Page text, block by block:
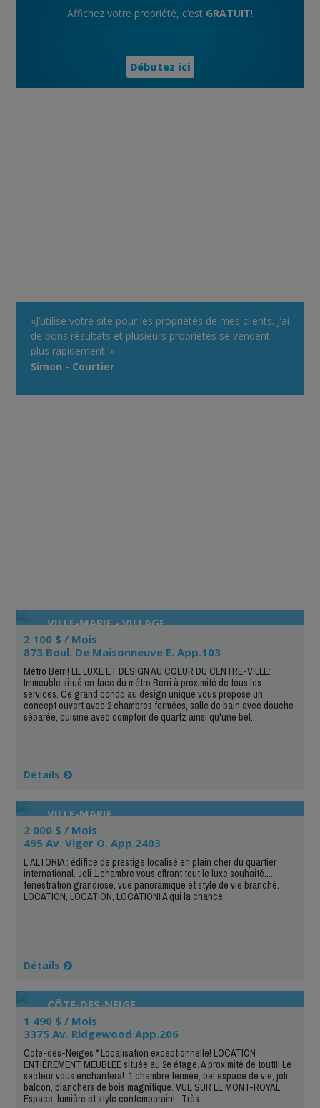
Affichez votre propriété, c’est GRATUIT!
Débutez ici
«J’utilise votre site pour les propriétés de mes clients. J’ai
de bons résultats et plusieurs propriétés se vendent
plus rapidement !»
Simon - Courtier
VILLE-MARIE - VILLAGE
2 100 $ / Mois
873 Boul. De Maisonneuve E. App.103
Métro Berri! LE LUXE ET DESIGN AU COEUR DU CENTRE-VILLE:
Immeuble situé en face du métro Berri à proximité de tous les
services. Ce grand condo au design unique vous propose un
concept ouvert avec 2 chambres fermées, salle de bain avec douche
séparée, cuisine avec comptoir de quartz ainsi qu'une bel...
Détails
VILLE-MARIE
2 000 $ / Mois
495 Av. Viger O. App.2403
L'ALTORIA : édifice de prestige localisé en plain cher du quartier
international. Joli 1 chambre vous offrant tout le luxe souhaité....
fenestration grandiose, vue panoramique et style de vie branché.
LOCATION, LOCATION, LOCATION! A qui la chance.
Détails
CÔTE-DES-NEIGE
1 490 $ / Mois
3375 Av. Ridgewood App.206
Cote-des-Neiges * Localisation exceptionnelle! LOCATION
ENTIÈREMENT MEUBLÉE située au 2e étage. A proximité de tout!!! Le
secteur vous enchantera!. 1 chambre fermée, bel espace de vie, joli
balcon, planchers de bois magnifique. VUE SUR LE MONT-ROYAL.
Espace, lumière et style contemporain! . Très ...